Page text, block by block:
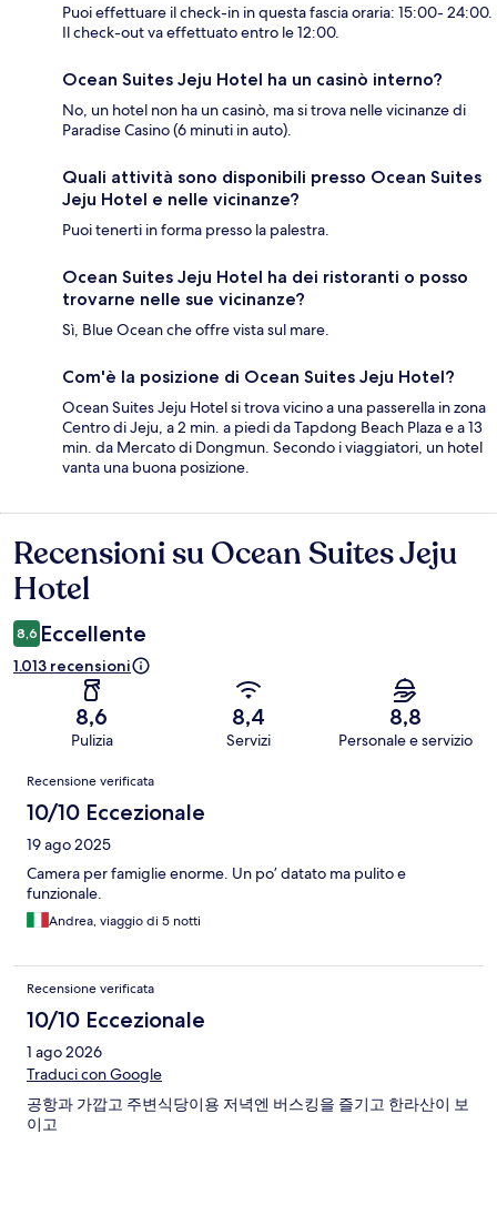
Puoi effettuare il check-in in questa fascia oraria: 15:00- 24:00.
Il check-out va effettuato entro le 12:00.
Ocean Suites Jeju Hotel ha un casinò interno?
No, un hotel non ha un casinò, ma si trova nelle vicinanze di
Paradise Casino (6 minuti in auto).
Quali attività sono disponibili presso Ocean Suites
Jeju Hotel e nelle vicinanze?
Puoi tenerti in forma presso la palestra.
Ocean Suites Jeju Hotel ha dei ristoranti o posso
trovarne nelle sue vicinanze?
Sì, Blue Ocean che offre vista sul mare.
Com'è la posizione di Ocean Suites Jeju Hotel?
Ocean Suites Jeju Hotel si trova vicino a una passerella in zona
Centro di Jeju, a 2 min. a piedi da Tapdong Beach Plaza e a 13
min. da Mercato di Dongmun. Secondo i viaggiatori, un hotel
vanta una buona posizione.
Recensioni
Recensioni su Ocean Suites Jeju
Hotel
8,6 Eccellente
1.013 recensioni
8,6
Pulizia
8,4
Servizi
8,8
Personale e servizio
Recensioni
Recensione verificata
10/10 Eccezionale
19 ago 2025
Camera per famiglie enorme. Un po’ datato ma pulito e
funzionale.
Andrea, viaggio di 5 notti
Recensione verificata
10/10 Eccezionale
1 ago 2026
Traduci con Google
공항과 가깝고 주변식당이용 저녁엔 버스킹을 즐기고 한라산이 보
이고